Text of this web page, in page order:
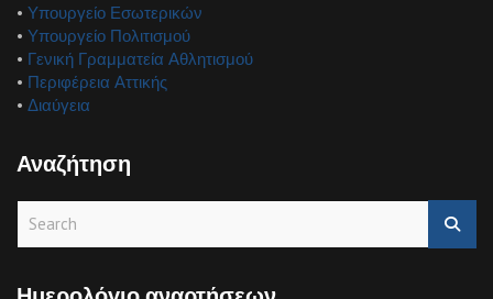
• Υπουργείο Εσωτερικών
• Υπουργείο Πολιτισμού
• Γενική Γραμματεία Αθλητισμού
• Περιφέρεια Αττικής
• Διαύγεια
Αναζήτηση